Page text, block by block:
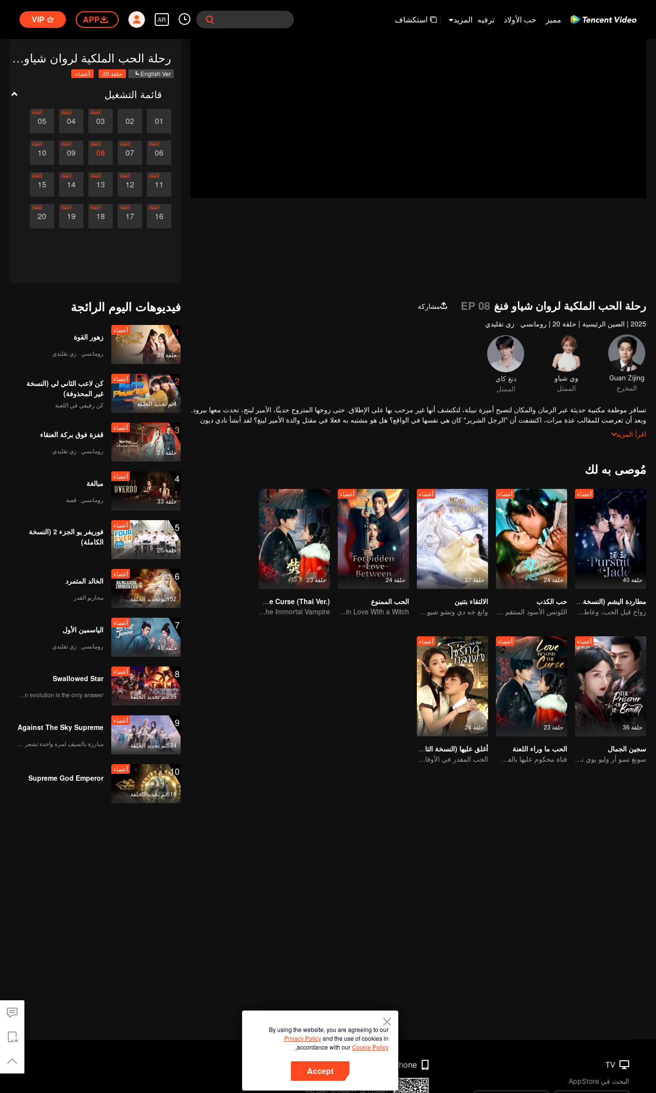
مميز حب الأولاد ترفيه المزيد | استكشاف AR
APP
VIP
رحلة الحب الملكية لروان شياو فنغ
English Ver. حلقة 20 أعضاء
قائمة التشغيل
01
02
03
أعضاء
04
أعضاء
05
أعضاء
06
أعضاء
07
أعضاء
08
أعضاء
09
أعضاء
10
أعضاء
11
أعضاء
12
أعضاء
13
أعضاء
14
أعضاء
15
أعضاء
16
أعضاء
17
أعضاء
18
أعضاء
19
أعضاء
20
أعضاء
رحلة الحب الملكية لروان شياو فنغ EP 08
مشاركة
2025
| الصين الرئيسية | حلقة 20 | رومانسي · زي تقليدي
Guan Zijing
المخرج
وي شياو
الممثل
دنغ كاي
الممثل
تسافر موظفة مكتبية حديثة عبر الزمان والمكان لتصبح أميرة نبيلة، لتكتشف أنها غير مرحب بها على الإطلاق. حتى زوجها المتزوج حديثًا، الأمير لينج، تحدث معها ببرود.
وبعد أن تعرضت للمقالب عدة مرات، اكتشفت أن "الرجل الشرير" كان هي نفسها في الواقع؟ هل هو مشتبه به فعلا في مقتل والدة الأمير لينغ؟ لقد أنشأ نادي ديون
القديم وقدم قصة بوليسية عن "قتل السيناريو". كانت حيله لا حصر لها، وقد نال بالفعل اهتمام الأمير ذو الوجه البارد. عمل الاثنان معًا لحل لغز سقوط الملكة الأم
لينغ...
اقرأ المزيد
مُوصى به لك
حلقة 40
أعضاء
مطاردة اليشم (النسخة الإنجليزية)
زواج قبل الحب، وعاطفة تتشكل في الحرب
حلقة 24
أعضاء
حب الكذب
اللوتس الأسود المنتقم يقع في حب الشاب المارق
حلقة 37
أعضاء
الالتقاء بتنين
وانغ خه دي وتشو شيوى دان في أربعة أعمار من الحب
حلقة 24
أعضاء
الحب الممنوع
An Immortal Falls in Love With a Witch
حلقة 23
Love Beyond The Curse (Thai Ver.)
Doomed Girl Falls for the Immortal Vampire
حلقة 36
أعضاء
سجين الجمال
سونغ تسو أر وليو يوي نينغ يركزان على الخلاف العائلي والرومانسية
حلقة 23
أعضاء
الحب ما وراء اللعنة
فتاة محكوم عليها بالفشل تقع في حب مصاص الدماء الخالد
حلقة 24
أعضاء
أغلق عليها (النسخة التايلاندية)
الحب المقدر في الأوقات المضطربة
فيديوهات اليوم الرائجة
1
حلقة 36
أعضاء
زهور القوة
رومانسي · زي تقليدي
2
4تم تجديد الحلقة
أعضاء
كن لاعب الثاني لي (النسخة
غير المحذوفة)
كن رفيقي في اللعبة
3
حلقة 21
أعضاء
قفزة فوق بركة العنقاء
رومانسي · زي تقليدي
4
حلقة 33
أعضاء
مبالغة
رومانسي · قصة
5
حلقة 25
أعضاء
فوريفر يو الجزء 2 (النسخة
الكاملة)
6
152تم تجديد الحلقة
أعضاء
الخالد المتمرد
محاربو القدر
7
حلقة 40
أعضاء
الياسمين الأول
رومانسي · زي تقليدي
8
235تم تجديد الحلقة
أعضاء
Swallowed Star
Human evolution is the only answer.
9
534تم تجديد الحلقة
أعضاء
Against The Sky Supreme
10
611تم تجديد الحلقة
أعضاء
Supreme God Emperor
By using the website, you are agreeing to our
Privacy Policyand the use of cookies in
accordance with ourCookie Policy.
Accept
TV
البحث في AppStore
Phone
امسح رمز الاستجابة السريعة